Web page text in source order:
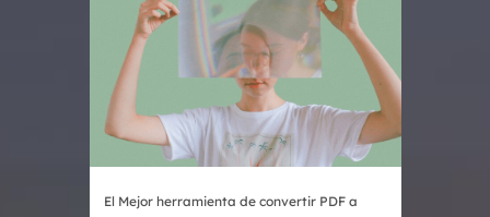
El Mejor herramienta de convertir PDF a